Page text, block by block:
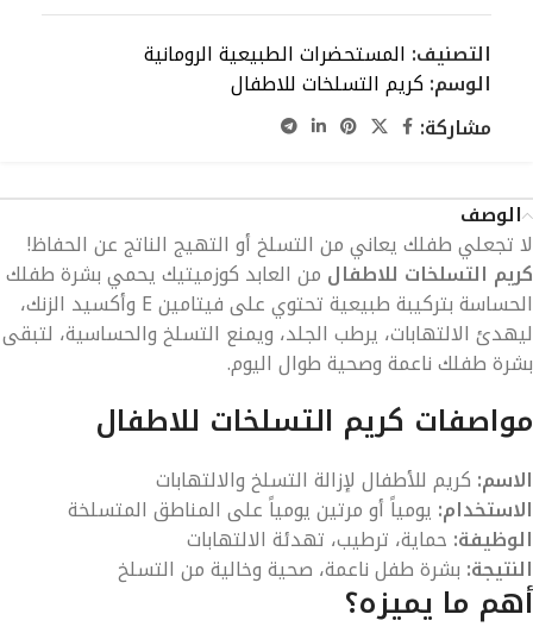
التصنيف: المستحضرات الطبيعية الرومانية
الوسم:كريم التسلخات للاطفال
مشاركة:
الوصف
لا تجعلي طفلك يعاني من التسلخ أو التهيج الناتج عن الحفاظ!
كريم التسلخات للاطفال من العابد كوزميتيك يحمي بشرة طفلك
الحساسة بتركيبة طبيعية تحتوي على فيتامين E وأكسيد الزنك،
ليهدئ الالتهابات، يرطب الجلد، ويمنع التسلخ والحساسية، لتبقى
بشرة طفلك ناعمة وصحية طوال اليوم.
مواصفات كريم التسلخات للاطفال
الاسم: كريم للأطفال لإزالة التسلخ والالتهابات
الاستخدام: يومياً أو مرتين يومياً على المناطق المتسلخة
الوظيفة: حماية، ترطيب، تهدئة الالتهابات
النتيجة: بشرة طفل ناعمة، صحية وخالية من التسلخ
أهم ما يميزه؟